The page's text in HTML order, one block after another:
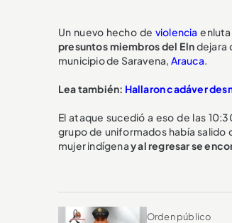
Un nuevo hecho de violencia
presuntos miembros del Elndejara
municipio de Saravena, Arauca.
Lea también: Hallaron cadáver
El ataque sucedió a eso de las
grupo de uniformados había salido
mujer indígenay al regresar se
Orden público